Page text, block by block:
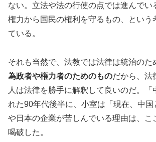
ない。立法や法の行使の点では進んでい
権力から国民の権利を守るもの、という
ている 。
それも当然で、法教では法律は統治のた
為政者や権力者のためのものだから、法
人は法律を勝手に解釈して良いのだ。「
れた90年代後半に、小室は「現在、中国
や日本の企業が苦しんでいる理由は、こ
喝破 した 。